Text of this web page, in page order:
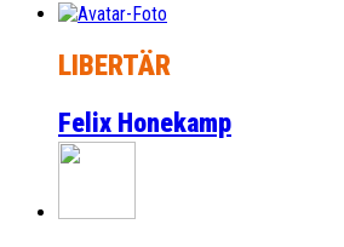
LIBERTÄR
Felix Honekamp